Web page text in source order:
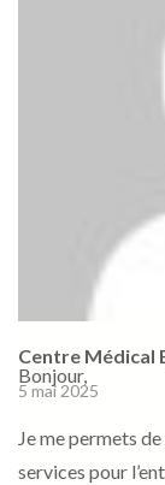
Centre Médical
5 mai 2025
Bonjour,
Je me permets
services pour